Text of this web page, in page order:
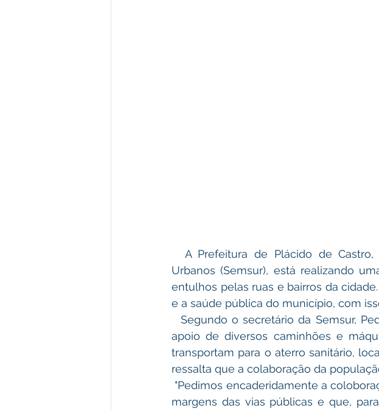
Urbanos (Semsur), está realizando
entulhos pelas ruas e bairros da
e a saúde pública do município, com
apoio de diversos caminhões e
transportam para o aterro sanitário,
ressalta que a colaboração da
margens das vias públicas e que,